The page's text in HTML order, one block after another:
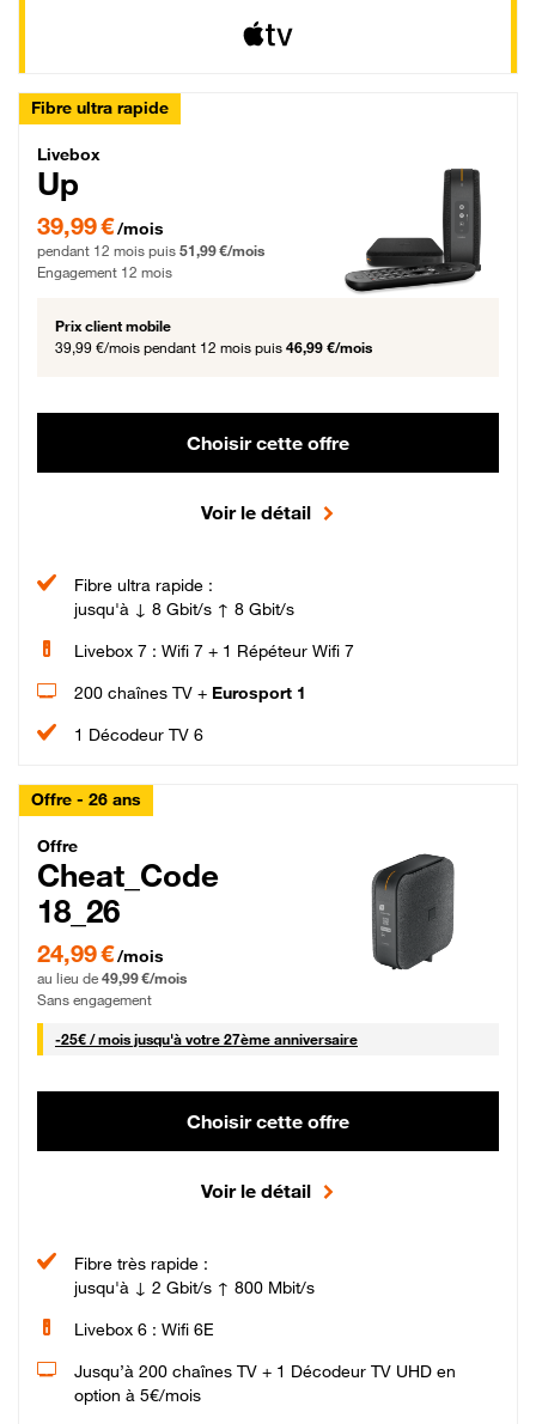
Fibre ultra rapide
Livebox Up Fibre
Livebox
Up
39,99 € par mois pendant 12 mois puis 51,99 € par mois, Engagement 12 mois
39,99 €/mois
pendant 12 mois puis 51,99 €/mois
Engagement 12 mois
Prix client mobile
39,99 €/mois pendant 12 mois puis 46,99 €/mois
Choisir cette offre
Voir le détail
Fibre ultra rapide :
jusqu'à ↓ 8 Gbit/s ↑ 8 Gbit/s
Livebox 7 : Wifi 7 + 1 Répéteur Wifi 7
200 chaînes TV + Eurosport 1
1 Décodeur TV 6
Offre - 26 ans
Cheat_Code Fibre_18_26
Offre
Cheat_Code
18_26
24,99 € par mois pendant 0 mois puis 49,99 € par mois, Sans engagement
24,99 €/mois
au lieu de 49,99 €/mois
Sans engagement
-25€ / mois25 € par mois
jusqu'à votre 27ème anniversaire
Choisir cette offre
Voir le détail
Fibre très rapide :
jusqu'à ↓ 2 Gbit/s ↑ 800 Mbit/s
Livebox 6 : Wifi 6E
Jusqu’à 200 chaînes TV + 1 Décodeur TV UHD en
option à 5€/mois